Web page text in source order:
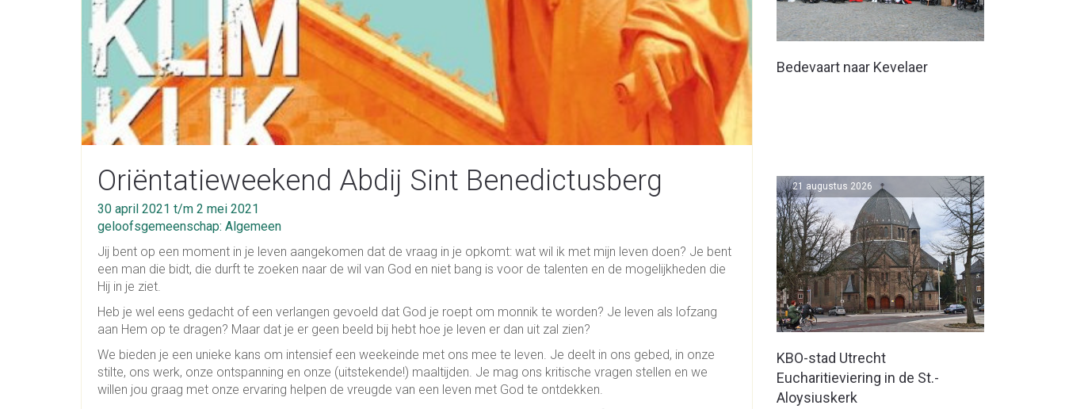
Oriëntatieweekend Abdij Sint Benedictusberg
30 april 2021 t/m 2 mei 2021
geloofsgemeenschap: Algemeen
Jij bent op een moment in je leven aangekomen dat de vraag in je opkomt: wat wil ik met mijn leven doen? Je bent
een man die bidt, die durft te zoeken naar de wil van God en niet bang is voor de talenten en de mogelijkheden die
Hij in je ziet.
Heb je wel eens gedacht of een verlangen gevoeld dat God je roept om monnik te worden? Je leven als lofzang
aan Hem op te dragen? Maar dat je er geen beeld bij hebt hoe je leven er dan uit zal zien?
We bieden je een unieke kans om intensief een weekeinde met ons mee te leven. Je deelt in ons gebed, in onze
stilte, ons werk, onze ontspanning en onze (uitstekende!) maaltijden. Je mag ons kritische vragen stellen en we
willen jou graag met onze ervaring helpen de vreugde van een leven met God te ontdekken.
Bedevaart naar Kevelaer
KBO-stad Utrecht
Eucharitieviering in de St.-
Aloysiuskerk
21 augustus 2026